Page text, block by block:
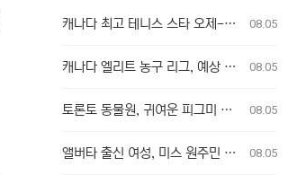
캐나다 최고 테니스 스타 오제-알리아심, 훈련 중 허리 부상으로 내셔널 오픈 기권 08.05
캐나다 엘리트 농구 리그, 예상 밖의 전력 누수로 우승 경쟁 판도 변화 08.05
토론토 동물원, 귀여운 피그미 하마 새끼 탄생 08.05
앨버타 출신 여성, 미스 원주민 캐나다 왕관 차지 08.05